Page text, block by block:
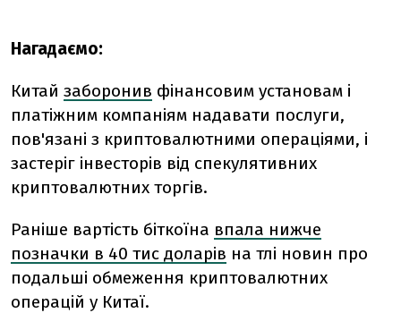
Нагадаємо:
Китай заборонив фінансовим установам і
платіжним компаніям надавати послуги,
пов'язані з криптовалютними операціями, і
застеріг інвесторів від спекулятивних
криптовалютних торгів.
Раніше вартість біткоїна впала нижче
позначки в 40 тис доларів на тлі новин про
подальші обмеження криптовалютних
операцій у Китаї.